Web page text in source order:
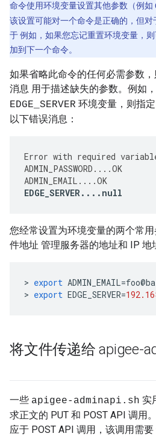
命令使用环境变量设置其他参数（例如
该设置可能对一个命令是正确的，但
于 例如，如果您忘记重置环境变量，
加到下一个命令。
如果省略此命令的任何必需参数
消息 用于描述缺失的参数。例如
EDGE_SERVER 环境变量，则指
以下错误消息：
Error with required
ADMIN_PASSWORD ....OK
ADMIN_EMAIL ....OK
EDGE_SERVER.... null
您经常设置为环境变量的两个常
件地址 管理服务器的地址和 IP 地
> export ADMIN_EMAIL=foo@
> export EDGE_SERVER=
将文件传递给 apigee-
一些 apigee-adminapi.sh 实
求正文的 PUT 和 POST API 调用
应于 POST API 调用，该调用需要